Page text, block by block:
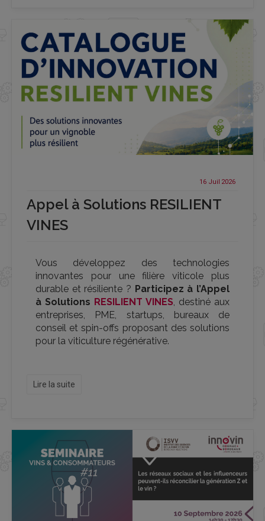
16 Juil 2026
Appel à Solutions RESILIENT
VINES
Vous développez des technologies
innovantes pour une filière viticole plus
durable et résiliente ? Participez à l’Appel
à Solutions RESILIENT VINES, destiné aux
entreprises, PME, startups, bureaux de
conseil et spin-offs proposant des solutions
pour la viticulture régénérative.
Lire la suite